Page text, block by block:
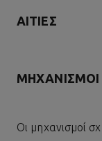
ΑΙΤΊΕΣ
Οι μηχανισμοί